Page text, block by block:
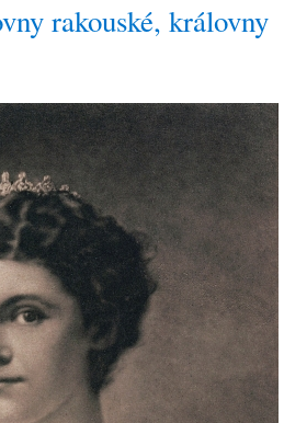
rakouské, královny